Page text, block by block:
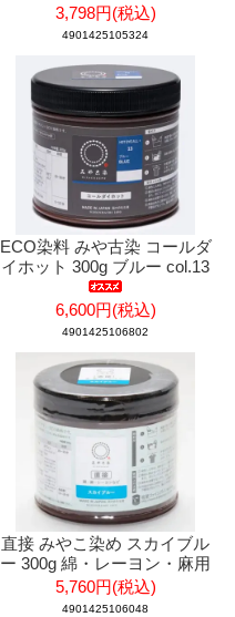
3,798円(税込)
4901425105324
ECO染料 みや古染 コールダ
イホット 300g ブルー col.13
6,600円(税込)
4901425106802
直接 みやこ染め スカイブル
ー 300g 綿・レーヨン・麻用
5,760円(税込)
4901425106048